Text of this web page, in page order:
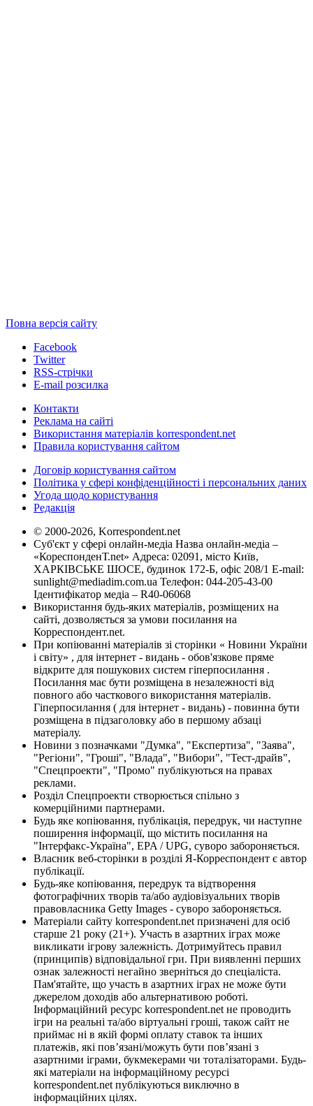
Повна версія сайту
Facebook
Twitter
RSS-стрічки
E-mail розсилка
Контакти
Реклама на сайті
Використання матеріалів korrespondent.net
Правила користування сайтом
Договір користування сайтом
Політика у сфері конфіденційності і персональних даних
Угода щодо користування
Редакція
© 2000-2026, Korrespondent.net
Суб'єкт у сфері онлайн-медіа Назва онлайн-медіа –
«КореспонденТ.net» Адреса: 02091, місто Київ,
ХАРКІВСЬКЕ ШОСЕ, будинок 172-Б, офіс 208/1 E-mail:
sunlight@mediadim.com.ua Телефон: 044-205-43-00
Ідентифікатор медіа – R40-06068
Використання будь-яких матеріалів, розміщених на
сайті, дозволяється за умови посилання на
Корреспондент.net.
При копіюванні матеріалів зі сторінки « Новини України
і світу» , для інтернет - видань - обов'язкове пряме
відкрите для пошукових систем гіперпосилання .
Посилання має бути розміщена в незалежності від
повного або часткового використання матеріалів.
Гіперпосилання ( для інтернет - видань) - повинна бути
розміщена в підзаголовку або в першому абзаці
матеріалу.
Новини з позначками "Думка", "Експертиза", "Заява",
"Регіони", "Гроші", "Влада", "Вибори", "Тест-драйв",
"Спецпроекти", "Промо" публікуються на правах
реклами.
Розділ Спецпроекти створюється спільно з
комерційними партнерами.
Будь яке копіювання, публікація, передрук, чи наступне
поширення інформації, що містить посилання на
"Інтерфакс-Україна", EPA / UPG, суворо забороняється.
Власник веб-сторінки в розділі Я-Корреспондент є автор
публікації.
Будь-яке копіювання, передрук та відтворення
фотографічних творів та/або аудіовізуальних творів
правовласника Getty Images - суворо забороняється.
Матеріали сайту korrespondent.net призначені для осіб
старше 21 року (21+). Участь в азартних іграх може
викликати ігрову залежність. Дотримуйтесь правил
(принципів) відповідальної гри. При виявленні перших
ознак залежності негайно зверніться до спеціаліста.
Пам'ятайте, що участь в азартних іграх не може бути
джерелом доходів або альтернативою роботі.
Інформаційний ресурс korrespondent.net не проводить
ігри на реальні та/або віртуальні гроші, також сайт не
приймає ні в якій формі оплату ставок та інших
платежів, які пов’язані/можуть бути пов’язані з
азартними іграми, букмекерами чи тоталізаторами. Будь-
які матеріали на інформаційному ресурсі
korrespondent.net публікуються виключно в
інформаційних цілях.